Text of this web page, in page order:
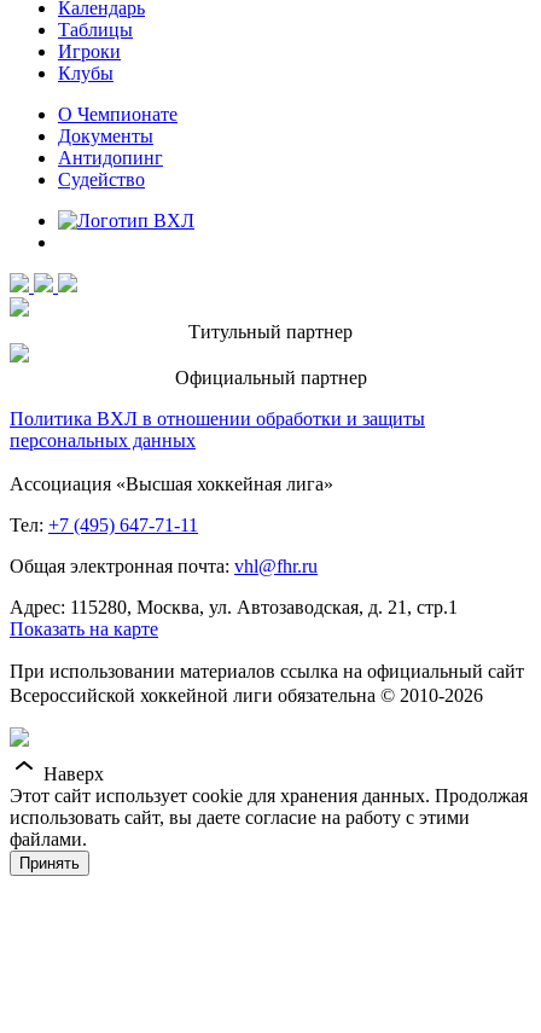
Календарь
Таблицы
Игроки
Клубы
О Чемпионате
Документы
Антидопинг
Судейство
Титульный партнер
Официальный партнер
Политика ВХЛ в отношении обработки и защиты
персональных данных
Ассоциация «Высшая хоккейная лига»
Тел: +7 (495) 647-71-11
Общая электронная почта: vhl@fhr.ru
Адрес: 115280, Москва, ул. Автозаводская, д. 21, стр.1
Показать на карте
При использовании материалов ссылка на официальный сайт
Всероссийской хоккейной лиги обязательна © 2010-2026
Наверх
Этот сайт использует cookie для хранения данных. Продолжая
использовать сайт, вы даете согласие на работу с этими
файлами.
Принять